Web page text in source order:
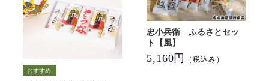
忠小兵衛 ふるさとセッ
ト【風】
5,160円 （税込み）